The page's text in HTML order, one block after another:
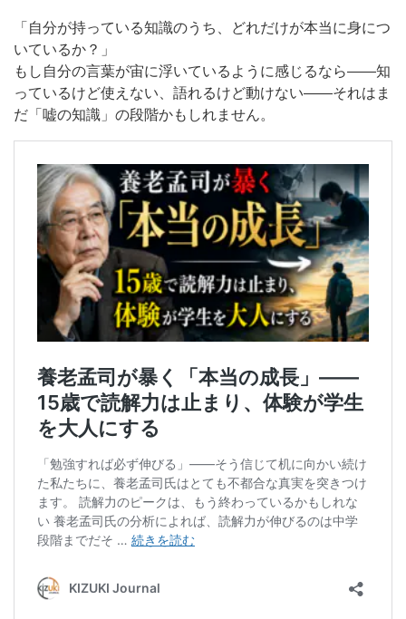
「自分が持っている知識のうち、どれだけが本当に身につ
いているか？」
もし自分の言葉が宙に浮いているように感じるなら——知
っているけど使えない、語れるけど動けない——それはま
だ「嘘の知識」の段階かもしれません。